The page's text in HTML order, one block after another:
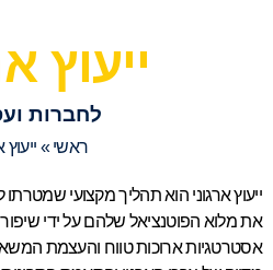
ייעוץ
לחברות
ראשי» ייעוץ
ייעוץ ארגוני הוא תהליך מקצועי
את מלוא הפוטנציאל שלהם על ידי שיפור
אסטרטגיות ארוכות טווח והעצמת